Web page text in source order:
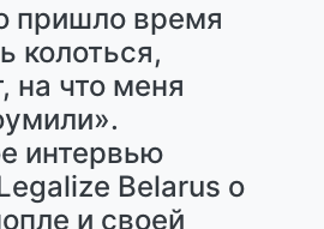
пришло время
колоться,
на что меня
интервью
Belarus о
и своей